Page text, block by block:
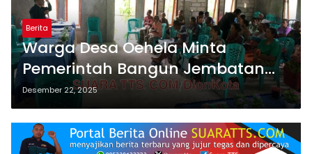
Berita
Warga Desa Oehela Minta
Pemerintah Bangun Jembatan
Penghubung Oehela-Boentuka,
Egi Dorong Pemda Manfaat
Program Prabowo
Desember 22, 2025